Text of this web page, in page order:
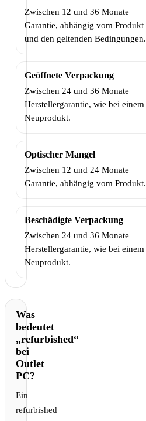
Zwischen 12 und 36 Monate
Garantie, abhängig vom Produkt
und den geltenden Bedingungen.
Geöffnete Verpackung
Zwischen 24 und 36 Monate
Herstellergarantie, wie bei einem
Neuprodukt.
Optischer Mangel
Zwischen 12 und 24 Monate
Garantie, abhängig vom Produkt.
Beschädigte Verpackung
Zwischen 24 und 36 Monate
Herstellergarantie, wie bei einem
Neuprodukt.
Was
bedeutet
„refurbished“
bei
Outlet
PC?
Ein
refurbished